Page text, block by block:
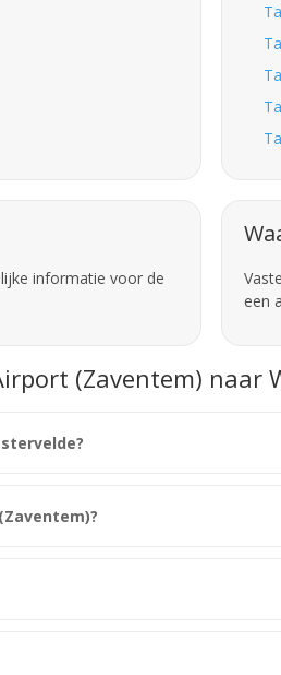
informatie voor de
een
(Zaventem) naar